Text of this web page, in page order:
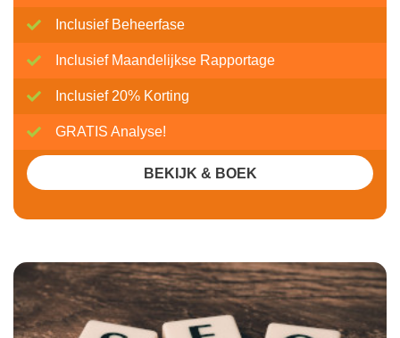
Inclusief Beheerfase
Inclusief Maandelijkse Rapportage
Inclusief 20% Korting
GRATIS Analyse!
BEKIJK & BOEK